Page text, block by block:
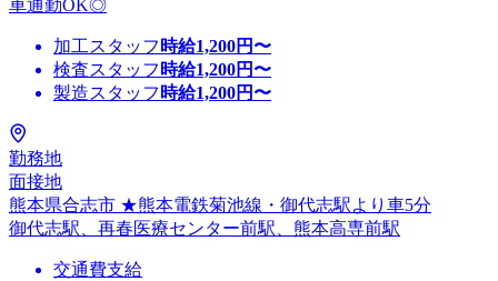
車通勤OK◎
加工スタッフ 時給1,200円〜
検査スタッフ 時給1,200円〜
製造スタッフ 時給1,200円〜
勤務地
面接地
熊本県合志市 ★熊本電鉄菊池線・御代志駅より車5分
御代志駅、再春医療センター前駅、熊本高専前駅
交通費支給